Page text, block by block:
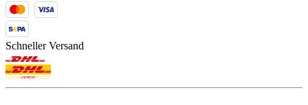
Schneller Versand